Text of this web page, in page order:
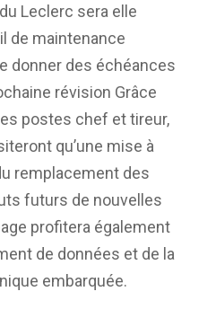
Leclerc sera elle
de maintenance
donner des échéances
révision Grâce
postes chef et tireur,
qu’une mise à
remplacement des
futurs de nouvelles
profitera également
de données et de la
embarquée.